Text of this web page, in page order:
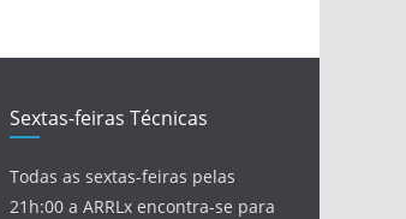
Sextas-feiras Técnicas
Todas as sextas-feiras pelas
21h:00 a ARRLx encontra-se para